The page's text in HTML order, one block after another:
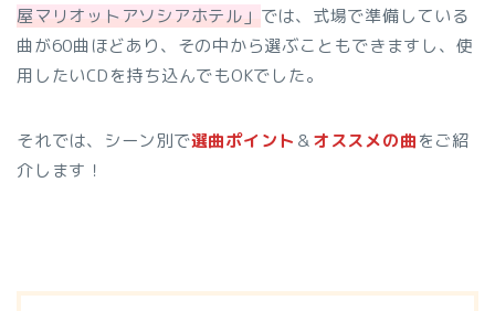
屋マリオットアソシアホテル」 では、式場で準備している
曲が60曲ほどあり、その中から選ぶこともできますし、使
用したいCDを持ち込んでもOKでした。
それでは、シーン別で選曲ポイント ＆オススメの曲をご紹
介します！